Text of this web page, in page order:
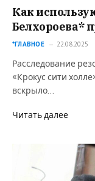
Как
Белхороева*
*ГЛАВНОЕ 22.08.2025
Расследование
«Крокус сити
вскрыло…
Читать далее